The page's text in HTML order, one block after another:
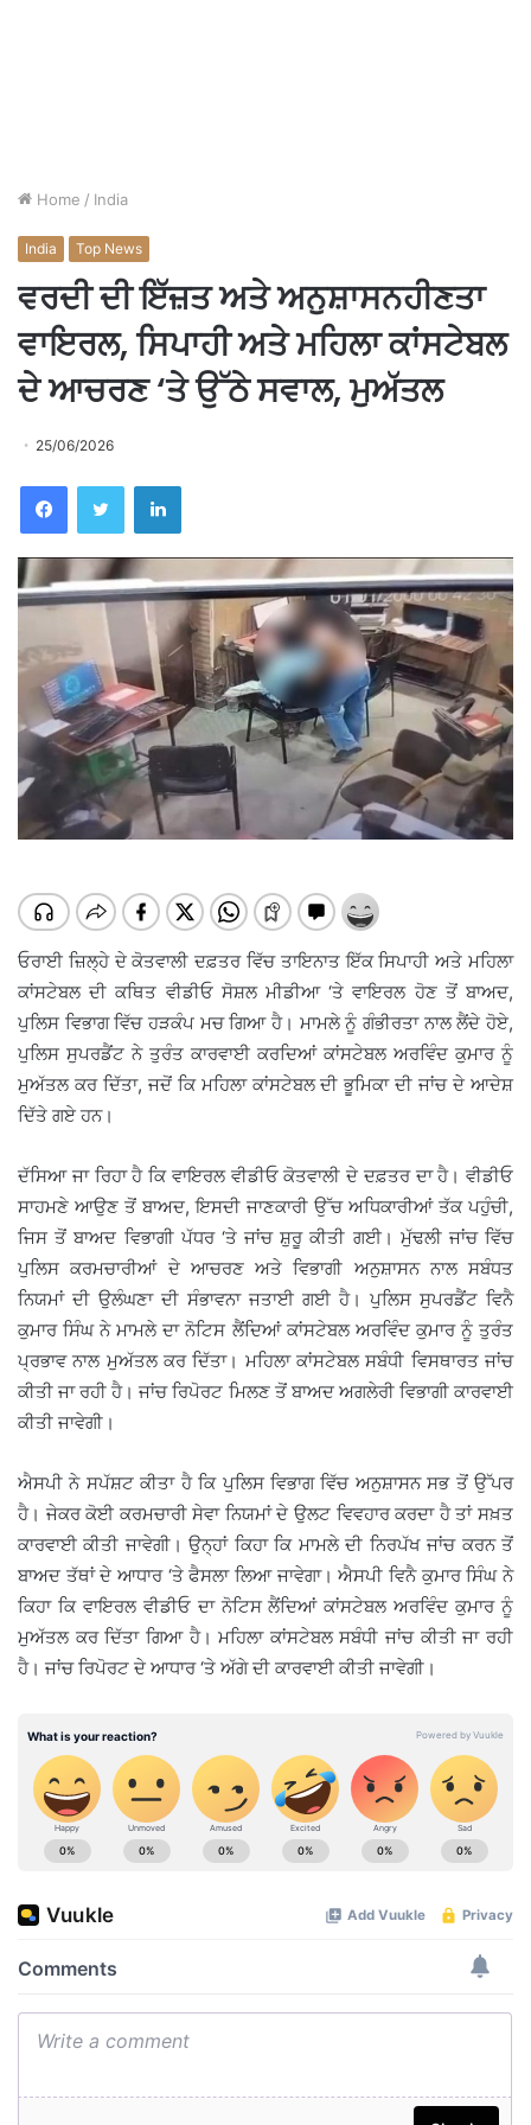
Home / India
India Top News
ਵਰਦੀ ਦੀ ਇੱਜ਼ਤ ਅਤੇ ਅਨੁਸ਼ਾਸਨਹੀਣਤਾ
ਵਾਇਰਲ, ਸਿਪਾਹੀ ਅਤੇ ਮਹਿਲਾ ਕਾਂਸਟੇਬਲ
ਦੇ ਆਚਰਣ ‘ਤੇ ਉੱਠੇ ਸਵਾਲ, ਮੁਅੱਤਲ
25/06/2026
ਓਰਾਈ ਜ਼ਿਲ੍ਹੇ ਦੇ ਕੋਤਵਾਲੀ ਦਫ਼ਤਰ ਵਿੱਚ ਤਾਇਨਾਤ ਇੱਕ ਸਿਪਾਹੀ ਅਤੇ ਮਹਿਲਾ
ਕਾਂਸਟੇਬਲ ਦੀ ਕਥਿਤ ਵੀਡੀਓ ਸੋਸ਼ਲ ਮੀਡੀਆ ‘ਤੇ ਵਾਇਰਲ ਹੋਣ ਤੋਂ ਬਾਅਦ,
ਪੁਲਿਸ ਵਿਭਾਗ ਵਿੱਚ ਹੜਕੰਪ ਮਚ ਗਿਆ ਹੈ। ਮਾਮਲੇ ਨੂੰ ਗੰਭੀਰਤਾ ਨਾਲ ਲੈਂਦੇ ਹੋਏ,
ਪੁਲਿਸ ਸੁਪਰਡੈਂਟ ਨੇ ਤੁਰੰਤ ਕਾਰਵਾਈ ਕਰਦਿਆਂ ਕਾਂਸਟੇਬਲ ਅਰਵਿੰਦ ਕੁਮਾਰ ਨੂੰ
ਮੁਅੱਤਲ ਕਰ ਦਿੱਤਾ, ਜਦੋਂ ਕਿ ਮਹਿਲਾ ਕਾਂਸਟੇਬਲ ਦੀ ਭੂਮਿਕਾ ਦੀ ਜਾਂਚ ਦੇ ਆਦੇਸ਼
ਦਿੱਤੇ ਗਏ ਹਨ।
ਦੱਸਿਆ ਜਾ ਰਿਹਾ ਹੈ ਕਿ ਵਾਇਰਲ ਵੀਡੀਓ ਕੋਤਵਾਲੀ ਦੇ ਦਫ਼ਤਰ ਦਾ ਹੈ। ਵੀਡੀਓ
ਸਾਹਮਣੇ ਆਉਣ ਤੋਂ ਬਾਅਦ, ਇਸਦੀ ਜਾਣਕਾਰੀ ਉੱਚ ਅਧਿਕਾਰੀਆਂ ਤੱਕ ਪਹੁੰਚੀ,
ਜਿਸ ਤੋਂ ਬਾਅਦ ਵਿਭਾਗੀ ਪੱਧਰ ‘ਤੇ ਜਾਂਚ ਸ਼ੁਰੂ ਕੀਤੀ ਗਈ। ਮੁੱਢਲੀ ਜਾਂਚ ਵਿੱਚ
ਪੁਲਿਸ ਕਰਮਚਾਰੀਆਂ ਦੇ ਆਚਰਣ ਅਤੇ ਵਿਭਾਗੀ ਅਨੁਸ਼ਾਸਨ ਨਾਲ ਸਬੰਧਤ
ਨਿਯਮਾਂ ਦੀ ਉਲੰਘਣਾ ਦੀ ਸੰਭਾਵਨਾ ਜਤਾਈ ਗਈ ਹੈ। ਪੁਲਿਸ ਸੁਪਰਡੈਂਟ ਵਿਨੈ
ਕੁਮਾਰ ਸਿੰਘ ਨੇ ਮਾਮਲੇ ਦਾ ਨੋਟਿਸ ਲੈਂਦਿਆਂ ਕਾਂਸਟੇਬਲ ਅਰਵਿੰਦ ਕੁਮਾਰ ਨੂੰ ਤੁਰੰਤ
ਪ੍ਰਭਾਵ ਨਾਲ ਮੁਅੱਤਲ ਕਰ ਦਿੱਤਾ। ਮਹਿਲਾ ਕਾਂਸਟੇਬਲ ਸਬੰਧੀ ਵਿਸਥਾਰਤ ਜਾਂਚ
ਕੀਤੀ ਜਾ ਰਹੀ ਹੈ। ਜਾਂਚ ਰਿਪੋਰਟ ਮਿਲਣ ਤੋਂ ਬਾਅਦ ਅਗਲੇਰੀ ਵਿਭਾਗੀ ਕਾਰਵਾਈ
ਕੀਤੀ ਜਾਵੇਗੀ।
ਐਸਪੀ ਨੇ ਸਪੱਸ਼ਟ ਕੀਤਾ ਹੈ ਕਿ ਪੁਲਿਸ ਵਿਭਾਗ ਵਿੱਚ ਅਨੁਸ਼ਾਸਨ ਸਭ ਤੋਂ ਉੱਪਰ
ਹੈ। ਜੇਕਰ ਕੋਈ ਕਰਮਚਾਰੀ ਸੇਵਾ ਨਿਯਮਾਂ ਦੇ ਉਲਟ ਵਿਵਹਾਰ ਕਰਦਾ ਹੈ ਤਾਂ ਸਖ਼ਤ
ਕਾਰਵਾਈ ਕੀਤੀ ਜਾਵੇਗੀ। ਉਨ੍ਹਾਂ ਕਿਹਾ ਕਿ ਮਾਮਲੇ ਦੀ ਨਿਰਪੱਖ ਜਾਂਚ ਕਰਨ ਤੋਂ
ਬਾਅਦ ਤੱਥਾਂ ਦੇ ਆਧਾਰ ‘ਤੇ ਫੈਸਲਾ ਲਿਆ ਜਾਵੇਗਾ। ਐਸਪੀ ਵਿਨੈ ਕੁਮਾਰ ਸਿੰਘ ਨੇ
ਕਿਹਾ ਕਿ ਵਾਇਰਲ ਵੀਡੀਓ ਦਾ ਨੋਟਿਸ ਲੈਂਦਿਆਂ ਕਾਂਸਟੇਬਲ ਅਰਵਿੰਦ ਕੁਮਾਰ ਨੂੰ
ਮੁਅੱਤਲ ਕਰ ਦਿੱਤਾ ਗਿਆ ਹੈ। ਮਹਿਲਾ ਕਾਂਸਟੇਬਲ ਸਬੰਧੀ ਜਾਂਚ ਕੀਤੀ ਜਾ ਰਹੀ
ਹੈ। ਜਾਂਚ ਰਿਪੋਰਟ ਦੇ ਆਧਾਰ ‘ਤੇ ਅੱਗੇ ਦੀ ਕਾਰਵਾਈ ਕੀਤੀ ਜਾਵੇਗੀ।